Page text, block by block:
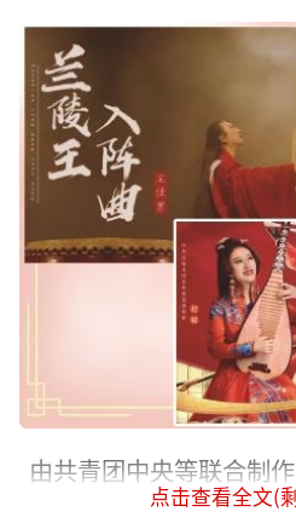
由共青团中央等联合制
陵王入阵曲》在B站上
点击查看全文(